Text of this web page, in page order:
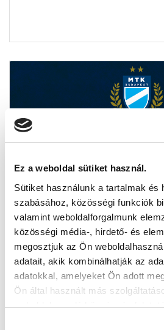
Ez a weboldal sütiket használ.
Sütiket használunk a tartalmak és
szabásához, közösségi funkciók
valamint weboldalforgalmunk
közösségi média-, hirdető- és
megosztjuk az Ön
adatait, akik kombinálhatják az
adatokkal, amelyeket Ön adott
Ön által használt más
weboldalon való böngészés
HELYZETJELENTÉS A
2025-01-24 10:19:54
Helyzetjelentés a sérültekről,